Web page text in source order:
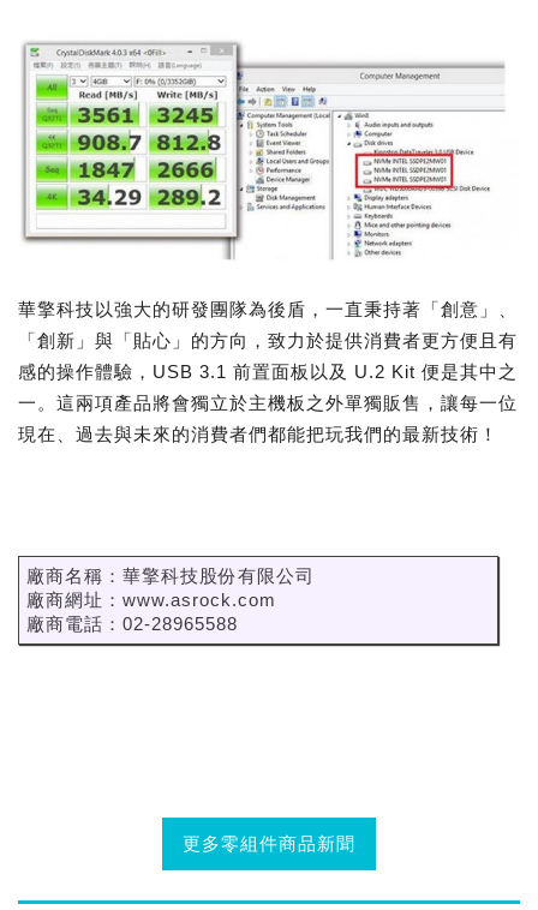
華擎科技以強大的研發團隊為後盾，一直秉持著「創意」、
「創新」與「貼心」的方向，致力於提供消費者更方便且有
感的操作體驗，USB 3.1 前置面板以及 U.2 Kit 便是其中之
一。這兩項產品將會獨立於主機板之外單獨販售，讓每一位
現在、過去與未來的消費者們都能把玩我們的最新技術！
廠商名稱：華擎科技股份有限公司
廠商網址：www.asrock.com
廠商電話：02-28965588
更多零組件商品新聞